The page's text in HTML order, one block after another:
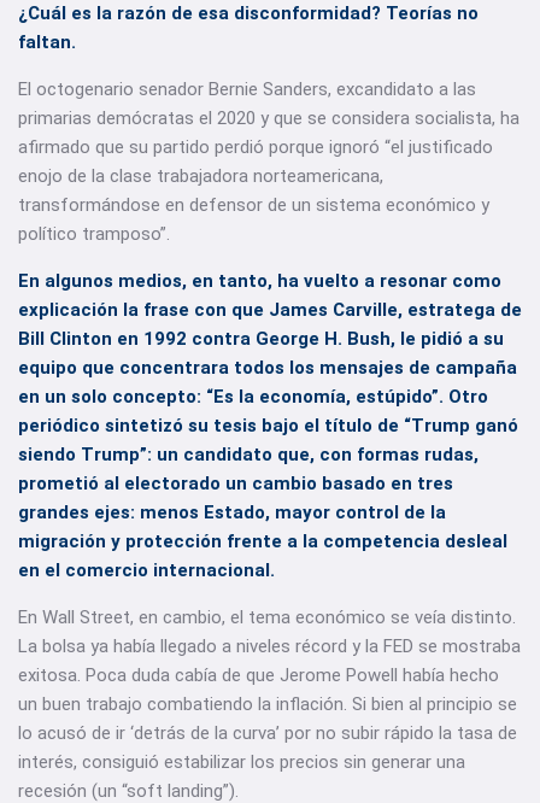
¿Cuál es la razón de esa disconformidad? Teorías no
faltan.
El octogenario senador Bernie Sanders, excandidato a las
primarias demócratas el 2020 y que se considera socialista, ha
afirmado que su partido perdió porque ignoró “el justificado
enojo de la clase trabajadora norteamericana,
transformándose en defensor de un sistema económico y
político tramposo”.
En algunos medios, en tanto, ha vuelto a resonar como
explicación la frase con que James Carville, estratega de
Bill Clinton en 1992 contra George H. Bush, le pidió a su
equipo que concentrara todos los mensajes de campaña
en un solo concepto: “Es la economía, estúpido”. Otro
periódico sintetizó su tesis bajo el título de “Trump ganó
siendo Trump”: un candidato que, con formas rudas,
prometió al electorado un cambio basado en tres
grandes ejes: menos Estado, mayor control de la
migración y protección frente a la competencia desleal
en el comercio internacional.
En Wall Street, en cambio, el tema económico se veía distinto.
La bolsa ya había llegado a niveles récord y la FED se mostraba
exitosa. Poca duda cabía de que Jerome Powell había hecho
un buen trabajo combatiendo la inflación. Si bien al principio se
lo acusó de ir ‘detrás de la curva’ por no subir rápido la tasa de
interés, consiguió estabilizar los precios sin generar una
recesión (un “soft landing”).